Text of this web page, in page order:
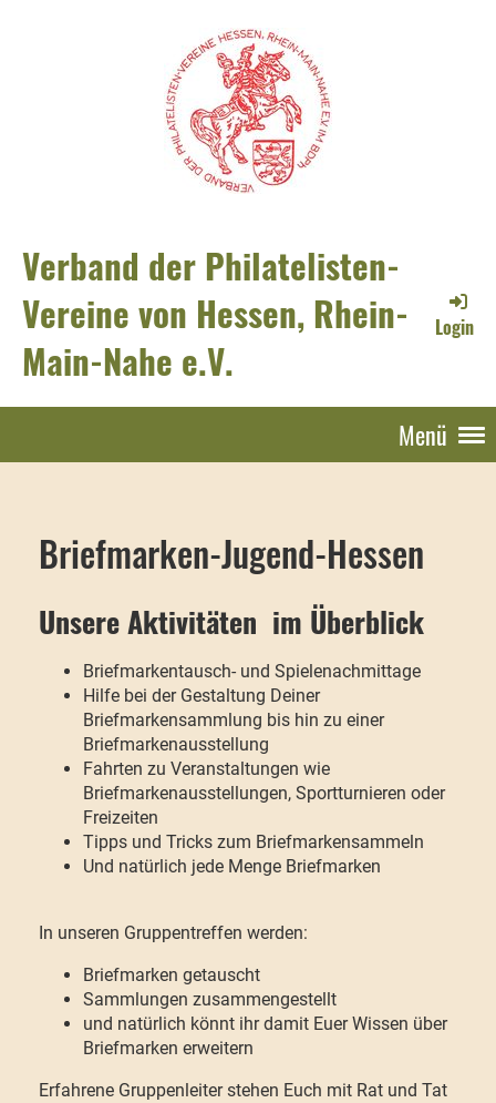
Verband der Philatelisten-
Vereine von Hessen, Rhein-
Main-Nahe e.V.
Login
Menü
Briefmarken-Jugend-Hessen
Unsere Aktivitäten im Überblick
Briefmarkentausch- und Spielenachmittage
Hilfe bei der Gestaltung Deiner
Briefmarkensammlung bis hin zu einer
Briefmarkenausstellung
Fahrten zu Veranstaltungen wie
Briefmarkenausstellungen, Sportturnieren oder
Freizeiten
Tipps und Tricks zum Briefmarkensammeln
Und natürlich jede Menge Briefmarken
In unseren Gruppentreffen werden:
Briefmarken getauscht
Sammlungen zusammengestellt
und natürlich könnt ihr damit Euer Wissen über
Briefmarken erweitern
Erfahrene Gruppenleiter stehen Euch mit Rat und Tat